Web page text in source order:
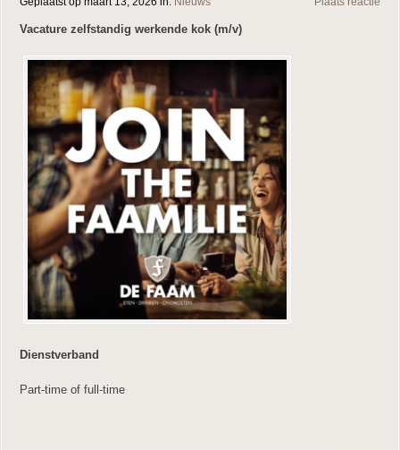
Vacature zelfstandig werkende kok (m/v)
Dienstverband
Part-time of full-time